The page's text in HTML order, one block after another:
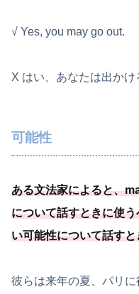
√ Yes, you may go out.
X はい、あなたは出かけ
可能性
ある文法家によると、
について話すときに使う
い可能性について話す
彼らは来年の夏、パリに